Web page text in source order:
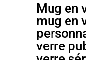
Mug en
mug en
verre